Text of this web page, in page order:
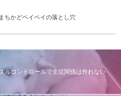
ちかどペイペイの落とし穴
ルコントロールで主従関係は作れない